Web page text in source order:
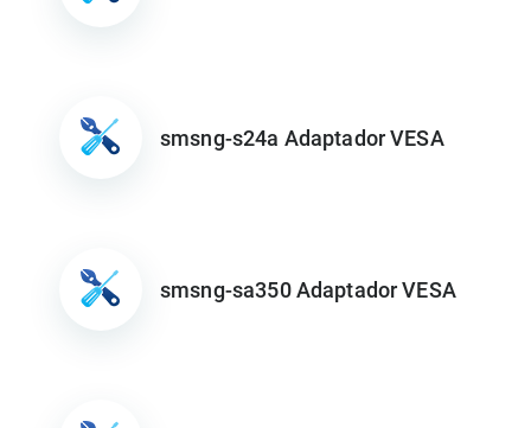
smsng-s24a Adaptador VESA
smsng-sa350 Adaptador VESA